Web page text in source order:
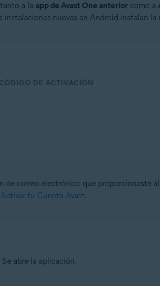
a la app de Avast One anterior como a
nuevas en Android instalan la
CÓDIGO DE ACTIVACIÓN
de correo electrónico que proporcionaste
Activar tu Cuenta Avast.
abre la aplicación.